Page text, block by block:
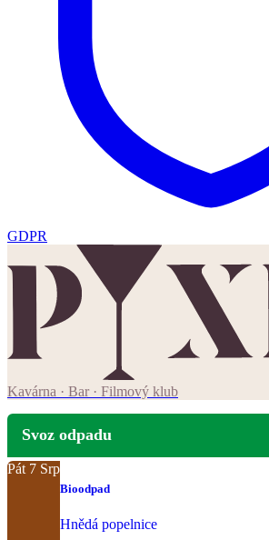
GDPR
Kavárna · Bar · Filmový klub
Svoz odpadu
Pát 7 Srp
Bioodpad
Hnědá popelnice